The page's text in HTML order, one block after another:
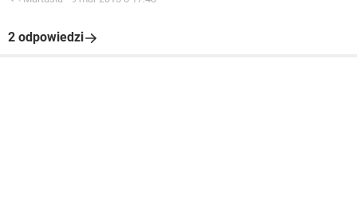
2 odpowiedzi